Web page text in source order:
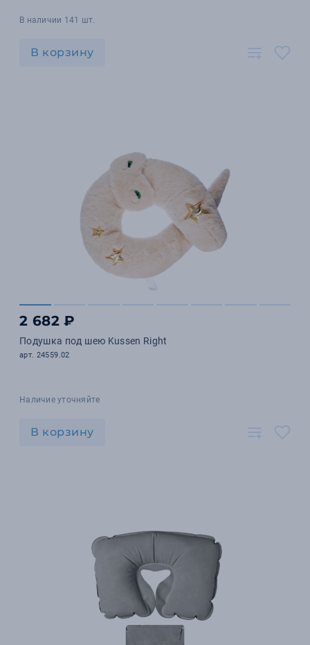
В наличии 141 шт.
В корзину
2 682 ₽
Подушка под шею Kussen Right
арт. 24559.02
Наличие уточняйте
В корзину